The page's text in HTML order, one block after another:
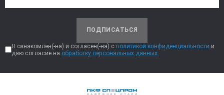
ПОДПИСАТЬСЯ
Я ознакомлен(-на) и согласен(-на) с политикой конфиденциальности и
даю согласие на обработку персональных данных.